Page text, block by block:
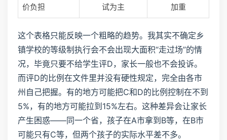
价负担
试为主
加重
这个表格只能反映一个粗略的趋势。我其实不确定乡
镇学校的等级制执行会不会出现大面积“走过场”的情
况，毕竟只要不给学生评D，家长一般也不会投诉。
而评D的比例在文件里并没有硬性规定，完全由各市
州自己把握。有的地方可能把C和D的比例控制在不到
5%，有的地方可能拉到15%左右。这种差异会让家长
产生困惑——同一个省，孩子在A市拿到B等，在B市
可能只有C等，但两个孩子的实际水平差不多。